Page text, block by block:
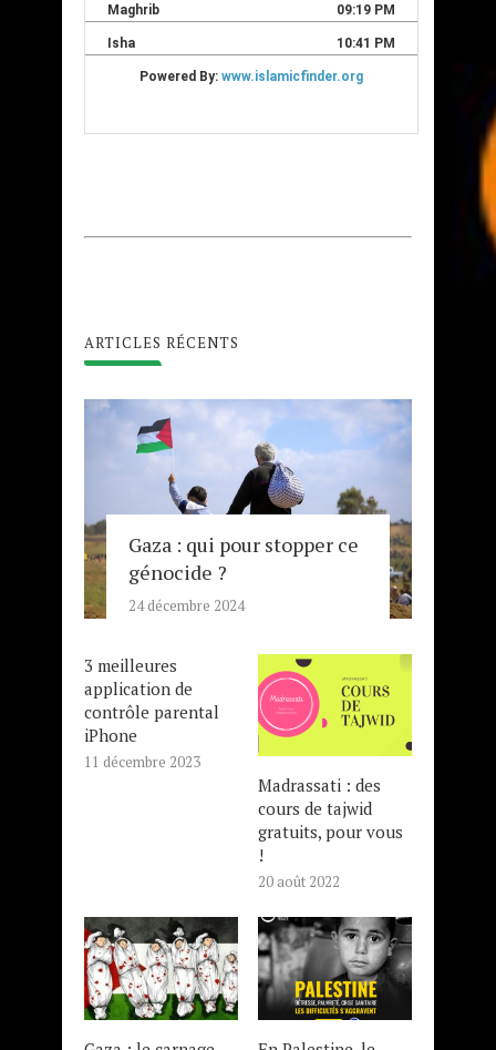
ARTICLES RÉCENTS
Gaza : qui pour stopper ce
génocide ?
24 décembre 2024
3 meilleures
application de
contrôle parental
iPhone
11 décembre 2023
Madrassati : des
cours de tajwid
gratuits, pour vous
!
20 août 2022